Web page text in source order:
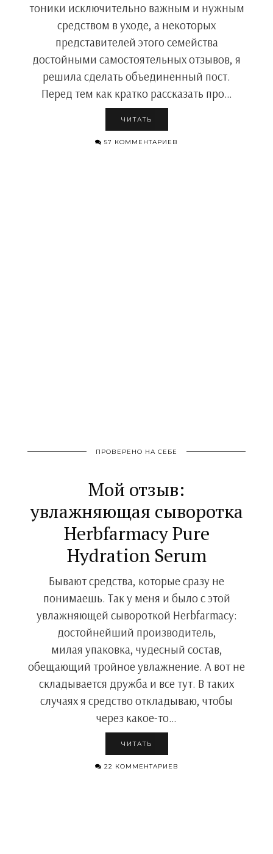
тоники исключительно важным и нужным
средством в уходе, а некоторых
представителей этого семейства
достойными самостоятельных отзывов, я
решила сделать объединенный пост.
Перед тем как кратко рассказать про…
ЧИТАТЬ
57 КОММЕНТАРИЕВ
ПРОВЕРЕНО НА СЕБЕ
Мой отзыв:
увлажняющая сыворотка
Herbfarmacy Pure
Hydration Serum
Бывают средства, которые сразу не
понимаешь. Так у меня и было с этой
увлажняющей сывороткой Herbfarmacy:
достойнейший производитель,
милая упаковка, чудесный состав,
обещающий тройное увлажнение. А вот не
складывается дружба и все тут. В таких
случаях я средство откладываю, чтобы
через какое-то…
ЧИТАТЬ
22 КОММЕНТАРИЕВ